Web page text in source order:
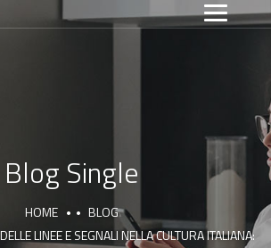
Blog Single
HOME
BLOG
LINEE E SEGNALI NELLA CULTURA ITALIANA: